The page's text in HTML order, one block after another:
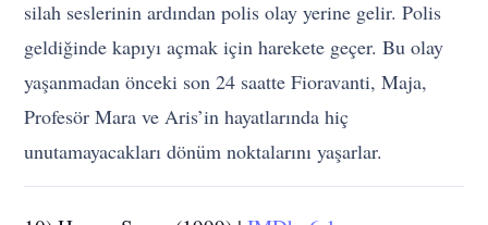
silah seslerinin ardından polis olay yerine gelir. Polis
geldiğinde kapıyı açmak için harekete geçer. Bu olay
yaşanmadan önceki son 24 saatte Fioravanti, Maja,
Profesör Mara ve Aris’in hayatlarında hiç
unutamayacakları dönüm noktalarını yaşarlar.